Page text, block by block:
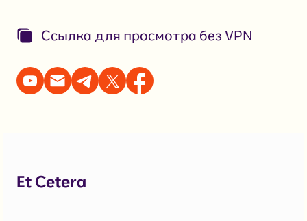
Ссылка для просмотра без VPN
Et Cetera